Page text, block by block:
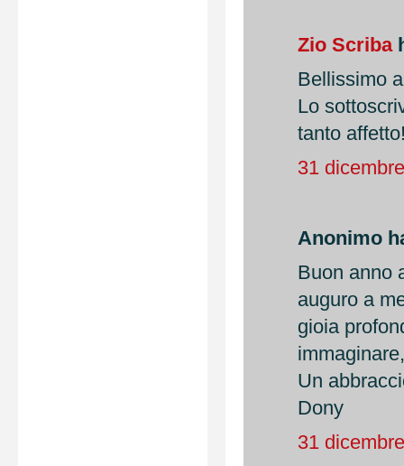
Zio Scriba
Bellissimo
Lo
tanto
31
Anonimo
Buon anno
auguro a
gioia
Un
Dony
31